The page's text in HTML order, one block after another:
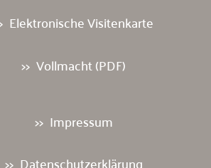
Elektronische Visitenkarte
Vollmacht (PDF)
Impressum
Datenschutzerklärung